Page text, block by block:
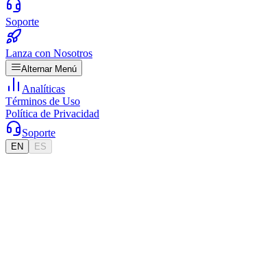
Soporte
Lanza con Nosotros
Alternar Menú
Analíticas
Términos de Uso
Política de Privacidad
Soporte
EN ES